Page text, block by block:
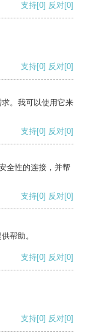
支持[0] 反对[0]
支持[0] 反对[0]
。我可以使用它来
支持[0] 反对[0]
全性的连接，并帮
支持[0] 反对[0]
帮助。
支持[0] 反对[0]
支持[0] 反对[0]